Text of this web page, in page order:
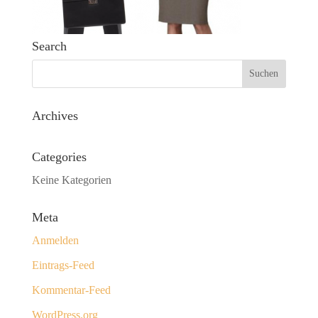
Search
Archives
Categories
Keine Kategorien
Meta
Anmelden
Eintrags-Feed
Kommentar-Feed
WordPress.org